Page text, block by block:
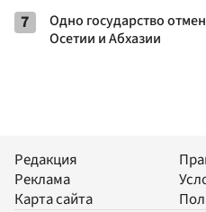
7
Одно государство
Осетии и Абхазии
Редакция
Реклама
Карта сайта